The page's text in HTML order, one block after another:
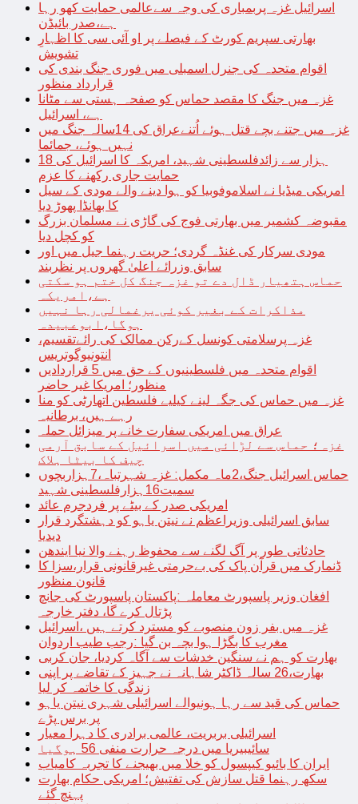
اسرائیل غزہ پربمباری کی وجہ سےعالمی حمایت کھو رہا
ہے،صدر بائیڈن
بھارتی سپریم کورٹ کے فیصلے پر او آئی سی کا اظہارِ
تشویش
اقوام متحدہ کی جنرل اسمبلی میں فوری جنگ بندی کی
قرارداد منظور
غزہ میں جنگ کا مقصد حماس کو صفحہ ہستی سے مٹانا
ہے، اسرائیل
غزہ میں جتنے بچے قتل ہوئے اُتنےعراق کی 14سالہ جنگ میں
نہیں ہوئے، جمائما
18 ہزار سے زائدفلسطینی شہید، امریکہ کا اسرائیل کی
حمایت جاری رکھنے کا عزم
امریکی میڈیا نے اسلاموفوبیا کو ہوا دینے والے مودی کے سیل
کا بھانڈا پھوڑ دیا
مقبوضہ کشمیر میں بھارتی فوج کی گاڑی نے مسلمان بزرگ
کو کچل دیا
مودی سرکار کی غنڈہ گردی؛ حریت رہنما جیل میں اور
سابق وزرائے اعلیٰ گھروں پر نظربند
حماس ہتھیار ڈال دے تو غزہ جنگ کل ختم ہو سکتی
ہے،امریکہ
مذاکرات کے بغیر کوئی یرغمالی رہا نہیں
ہوگا،ابوعبیدہ
غزہ پرسلامتی کونسل کےرکن ممالک کی رائےتقسیم،
انتونیوگوتریس
اقوام متحدہ میں فلسطینیوں کے حق میں 5 قراردادیں
منظور؛ امریکا غیر حاضر
غزہ میں حماس کی جگہ لینے کیلیے فلسطین اتھارٹی کو منا
رہے ہیں، برطانیہ
عراق میں امریکی سفارت خانے پر میزائل حملہ
غزہ؛ حماس سے لڑائی میں اسرائیل کے سابق آرمی
چیف کا بیٹا ہلاک
حماس اسرائیل جنگ،2ماہ مکمل: غزہ شہرتباہ،7ہزاربچوں
سمیت16ہزارفلسطینی شہید
امریکی صدر کے بیٹے پر فردجرم عائد
سابق اسرائیلی وزیراعظم نے نیتن یاہو کو دہشتگرد قرار
دیدیا
حادثاتی طور پر آگ لگنے سے محفوظ رہنے والا نیا ایندھن
ڈنمارک میں قرآن پاک کی بےحرمتی غیرقانونی قرار،سزا کا
قانون منظور
افغان وزیر پاسپورٹ معاملہ :پاکستان پاسپورٹ کی جانچ
پڑتال کرے گا، دفتر خارجہ
غزہ میں بفر زون منصوبے کو مسترد کرتے ہیں ،اسرائیل
مغرب کا بگڑا ہوا بچہ بن گیا :رجب طیب اردوان
بھارت کو ہم نے سنگین خدشات سے آگاہ کردیا، جان کربی
بھارت،26 سالہ ڈاکٹر شاہانہ نے جہیز کے تقاضے پر اپنی
زندگی کا خاتمہ کر لیا
حماس کی قید سے رہا ہونیوالے اسرائیلی شہری نیتن یاہو
پر برس پڑے
اسرائیلی بربریت، عالمی برادری کا دہرا معیار
سائیبیریا میں درجہ حرارت منفی 56 ہوگیا
ایران کا بائیو کیپسول کو خلا میں بھیجنے کا تجربہ کامیاب
سکھ رہنما قتل سازش کی تفتیش؛ امریکی حکام بھارت
پہنچ گئے